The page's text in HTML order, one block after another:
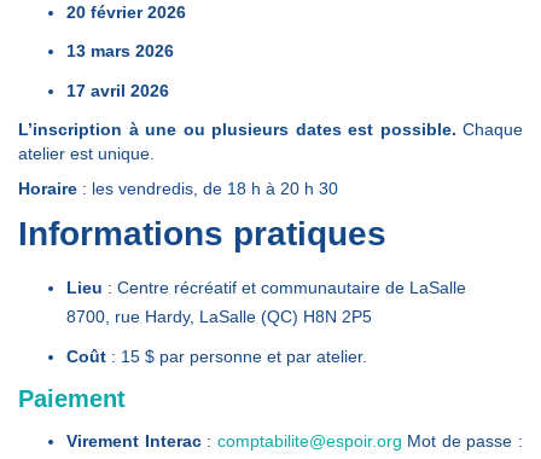
20 février 2026
13 mars 2026
17 avril 2026
L’inscription à une ou plusieurs dates est possible. Chaque
atelier est unique.
Horaire : les vendredis, de 18 h à 20 h 30
Informations pratiques
Lieu : Centre récréatif et communautaire de LaSalle
8700, rue Hardy, LaSalle (QC) H8N 2P5
Coût : 15 $ par personne et par atelier.
Paiement
Virement Interac: comptabilite@espoir.org Mot de passe :